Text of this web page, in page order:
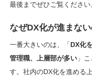
最後までぜひご覧ください
なぜDX化が進まな
一番大きいのは、「DX化
管理職、上層部が多い 」
す。社内のDX化を進める